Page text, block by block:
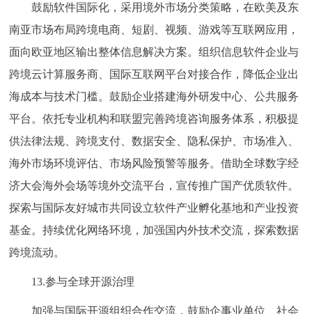
鼓励软件国际化，采用境外市场分类策略，在欧美及东
南亚市场布局跨境电商、短剧、视频、游戏等互联网应用，
面向欧亚地区输出整体信息解决方案。组织信息软件企业与
跨境云计算服务商、国际互联网平台对接合作，降低企业出
海成本与技术门槛。鼓励企业搭建海外研发中心、公共服务
平台。依托专业机构和联盟完善跨境咨询服务体系，积极提
供法律法规、跨境支付、数据安全、隐私保护、市场准入、
海外市场环境评估、市场风险预警等服务。借助全球数字经
济大会海外会场等境外交流平台，宣传推广国产优质软件。
探索与国际友好城市共同设立软件产业孵化基地和产业投资
基金。持续优化网络环境，加强国内外技术交流，探索数据
跨境流动。
13.参与全球开源治理
加强与国际开源组织合作交流，鼓励企事业单位、社会